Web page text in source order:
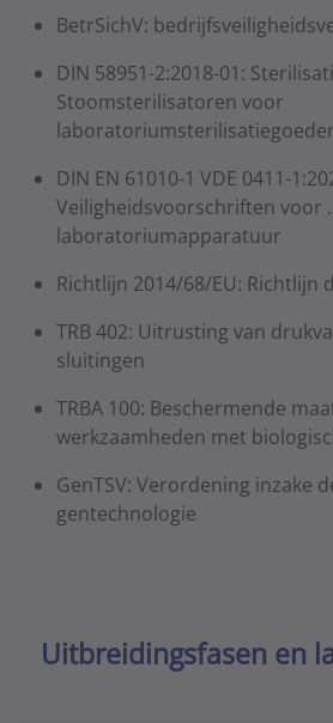
BetrSichV:
DIN 58951-2:2018-01:
Stoomsterilisatoren voor
DIN EN 61010-1 VDE 0411-
Veiligheidsvoorschriften voor
laboratoriumapparatuur
Richtlijn 2014/68/EU: Richtlijn
TRB 402: Uitrusting van
sluitingen
TRBA 100: Beschermende
werkzaamheden met
GenTSV: Verordening inzake
gentechnologie
Uitbreidingsfasen en